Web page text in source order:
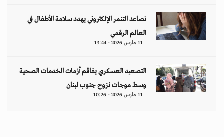
تصاعد التنمر الإلكتروني يهدد سلامة الأطفال في
العالم الرقمي
11 مارس 2026 - 13:44
التصعيد العسكري يفاقم أزمات الخدمات الصحية
وسط موجات نزوح جنوب لبنان
11 مارس 2026 - 10:26